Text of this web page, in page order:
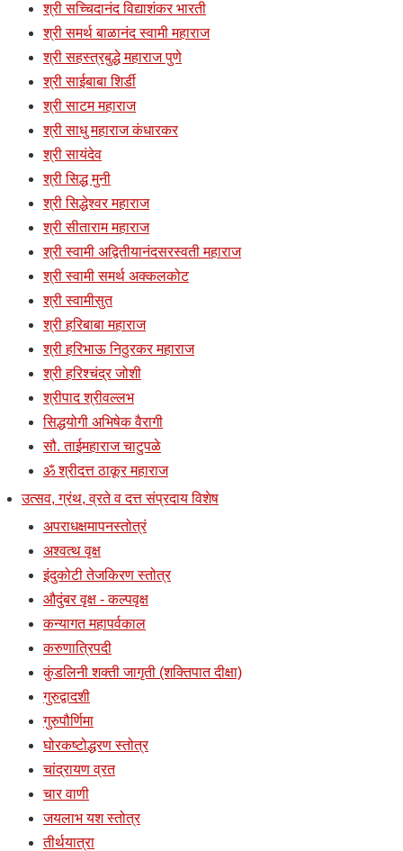
श्री सच्चिदानंद विद्याशंकर भारती
श्री समर्थ बाळानंद स्वामी महाराज
श्री सहस्त्रबुद्धे महाराज पुणे
श्री साईबाबा शिर्डी
श्री साटम महाराज
श्री साधु महाराज कंधारकर
श्री सायंदेव
श्री सिद्ध मुनी
श्री सिद्धेश्वर महाराज
श्री सीताराम महाराज
श्री स्वामी अद्वितीयानंदसरस्वती महाराज
श्री स्वामी समर्थ अक्कलकोट
श्री स्वामीसुत
श्री हरिबाबा महाराज
श्री हरिभाऊ निठुरकर महाराज
श्री हरिश्चंद्र जोशी
श्रीपाद श्रीवल्लभ
सिद्धयोगी अभिषेक वैरागी
सौ. ताईमहाराज चाटुपळे
ॐ श्रीदत्त ठाकूर महाराज
उत्सव, ग्रंथ, व्रते व दत्त संप्रदाय विशेष
अपराधक्षमापनस्तोत्रं
अश्वत्थ वृक्ष
इंदुकोटी तेजकिरण स्तोत्र
औदुंबर वृक्ष - कल्पवृक्ष
कन्यागत महापर्वकाल
करुणात्रिपदी
कुंडलिनी शक्ती जागृती (शक्तिपात दीक्षा)
गुरुद्वादशी
गुरुपौर्णिमा
घोरकष्टोद्धरण स्तोत्र
चांद्रायण व्रत
चार वाणी
जयलाभ यश स्तोत्र
तीर्थयात्रा